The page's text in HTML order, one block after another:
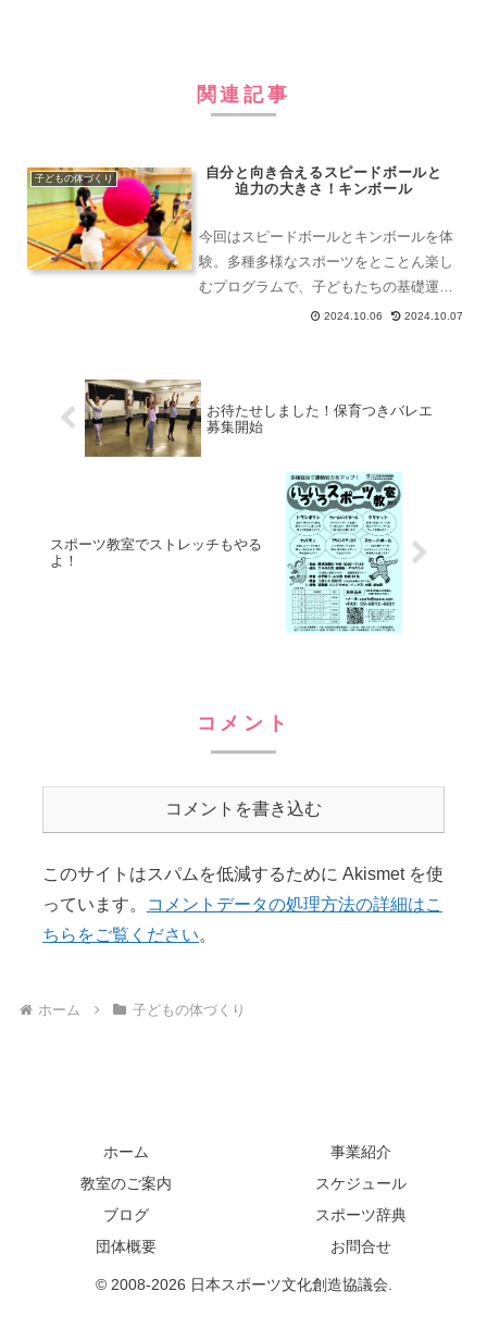
関連記事
子どもの体づくり
自分と向き合えるスピードボールと
迫力の大きさ！キンボール
今回はスピードボールとキンボールを体
験。多種多様なスポーツをとことん楽し
むプログラムで、子どもたちの基礎運動
能力とコミュニケーション力を高め、年
2024.10.06 2024.10.07
お待たせしました！保育つきバレエ
募集開始
スポーツ教室でストレッチもやる
よ！
コメント
コメントを書き込む
このサイトはスパムを低減するために Akismet を使
っています。
コメントデータの処理方法の詳細はこ
ちらをご覧ください。
ホーム 子どもの体づくり
ホーム
事業紹介
教室のご案内
スケジュール
ブログ
スポーツ辞典
団体概要
お問合せ
© 2008-2026 日本スポーツ文化創造協議会.